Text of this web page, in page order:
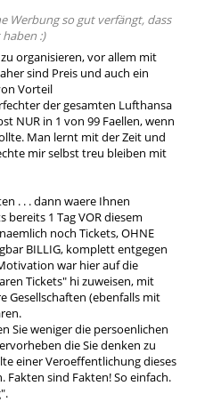
Werbung so gut verfängt, dass
:)
organisieren, vor allem mit
sind Preis und auch ein
Vorteil
der gesamten Lufthansa
NUR in 1 von 99 Faellen, wenn
Man lernt mit der Zeit und
mir selbst treu bleiben mit
. . . dann waere Ihnen
bereits 1 Tag VOR diesem
noch Tickets, OHNE
BILLIG, komplett entgegen
war hier auf die
Tickets" hi zuweisen, mit
Gesellschaften (ebenfalls mit
Sie weniger die persoenlichen
die Sie denken zu
einer Veroeffentlichung dieses
Fakten sind Fakten! So einfach.